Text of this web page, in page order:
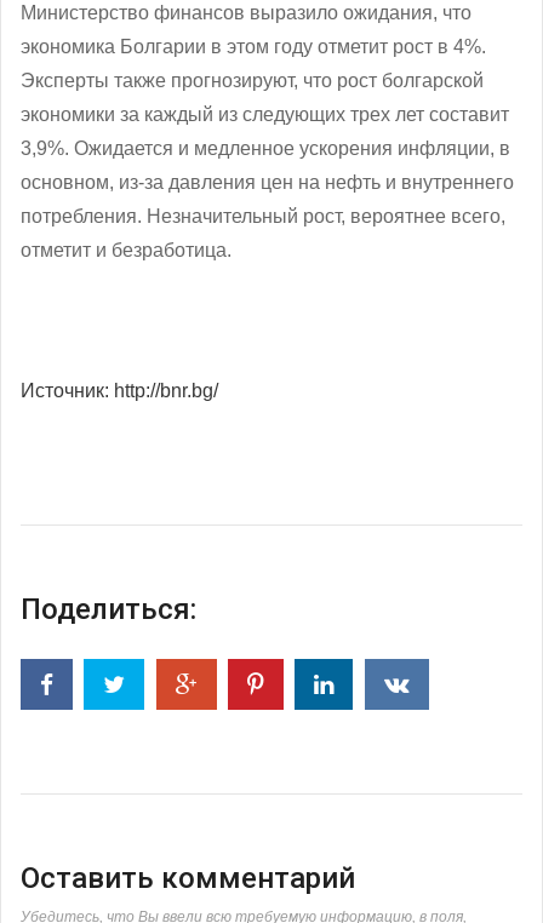
Министерство финансов выразило ожидания, что
экономика Болгарии в этом году отметит рост в 4%.
Эксперты также прогнозируют, что рост болгарской
экономики за каждый из следующих трех лет составит
3,9%. Ожидается и медленное ускорения инфляции, в
основном, из-за давления цен на нефть и внутреннего
потребления. Незначительный рост, вероятнее всего,
отметит и безработица.
Источник: http://bnr.bg/
Поделиться:
Оставить комментарий
Убедитесь, что Вы ввели всю требуемую информацию, в поля,